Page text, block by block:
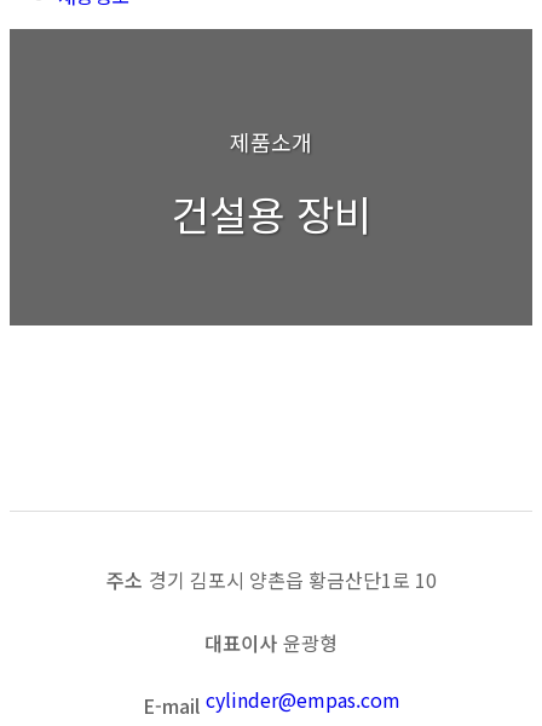
제품소개
건설용 장비
주소 경기 김포시 양촌읍 황금산단1로 10
대표이사 윤광형
E-mail cylinder@empas.com